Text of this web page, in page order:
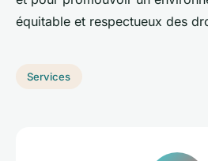
équitable et respectueux des
Services